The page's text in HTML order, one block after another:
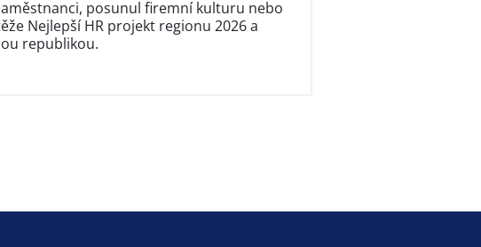
posunul firemní kulturu nebo
Nejlepší HR projekt regionu 2026 a
republikou.